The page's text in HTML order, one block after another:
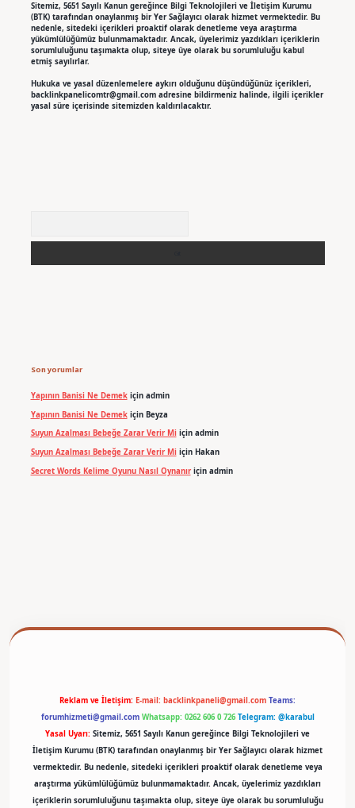
Sitemiz, 5651 Sayılı Kanun gereğince Bilgi Teknolojileri ve İletişim Kurumu
(BTK) tarafından onaylanmış bir Yer Sağlayıcı olarak hizmet vermektedir. Bu
nedenle, sitedeki içerikleri proaktif olarak denetleme veya araştırma
yükümlülüğümüz bulunmamaktadır. Ancak, üyelerimiz yazdıkları içeriklerin
sorumluluğunu taşımakta olup, siteye üye olarak bu sorumluluğu kabul
etmiş sayılırlar.
Hukuka ve yasal düzenlemelere aykırı olduğunu düşündüğünüz içerikleri,
backlinkpanelicomtr@gmail.comadresine bildirmeniz halinde, ilgili içerikler
yasal süre içerisinde sitemizden kaldırılacaktır.
Son yorumlar
Yapının Banisi Ne Demekiçin admin
Yapının Banisi Ne Demekiçin Beyza
Suyun Azalması Bebeğe Zarar Verir Miiçin admin
Suyun Azalması Bebeğe Zarar Verir Miiçin Hakan
Secret Words Kelime Oyunu Nasıl Oynanıriçin admin
Reklam ve İletişim: E-mail: backlinkpaneli@gmail.com Teams:
forumhizmeti@gmail.com Whatsapp: 0262 606 0 726 Telegram: @karabul
Yasal Uyarı: Sitemiz, 5651 Sayılı Kanun gereğince Bilgi Teknolojileri ve
İletişim Kurumu (BTK) tarafından onaylanmış bir Yer Sağlayıcı olarak hizmet
vermektedir. Bu nedenle, sitedeki içerikleri proaktif olarak denetleme veya
araştırma yükümlülüğümüz bulunmamaktadır. Ancak, üyelerimiz yazdıkları
içeriklerin sorumluluğunu taşımakta olup, siteye üye olarak bu sorumluluğu